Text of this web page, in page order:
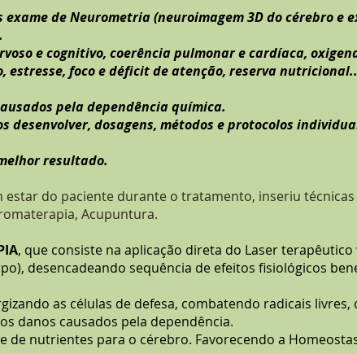
de Neurometria (neuroimagem 3D do cérebro e
e cognitivo, coerência pulmonar e cardíaca,
estresse, foco e déficit de atenção, reserva
pela dependência química.
desenvolver, dosagens, métodos e protocolos
resultado.
estar do paciente durante o tratamento, inseriu
Acupuntura.
, que consiste na aplicação direta do Laser
desencadeando sequência de efeitos fisiológicos
as células de defesa, combatendo radicais livres,
danos causados pela dependência.
de nutrientes para o cérebro. Favorecendo a